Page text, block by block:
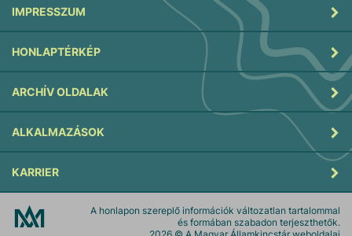
IMPRESSZUM
HONLAPTÉRKÉP
ARCHÍV OLDALAK
ALKALMAZÁSOK
KARRIER
A honlapon szereplő információk változatlan tartalommal
és formában szabadon terjeszthetők.